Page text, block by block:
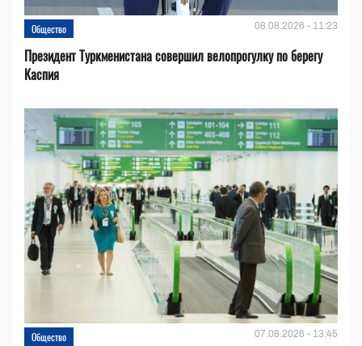
Общество 08.08.2026 - 11:23
Президент Туркменистана совершил велопрогулку по берегу
Каспия
Общество 07.08.2026 - 13:45